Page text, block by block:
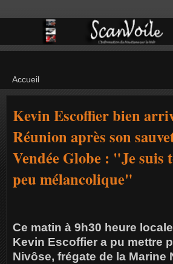
Kevin Escoffier bien
Réunion après son
Vendée Globe : "Je suis
peu mélancolique"
Ce matin à 9h30 heure
Kevin Escoffier a pu mettre
Nivôse, frégate de la Marine